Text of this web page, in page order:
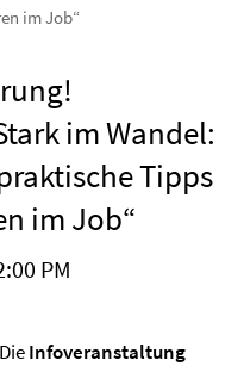
im Job“
im Wandel:
Tipps
im Job“
PM
DieInfoveranstaltung